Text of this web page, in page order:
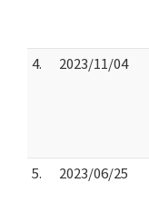
4.
2023/11/04
5.
2023/06/25